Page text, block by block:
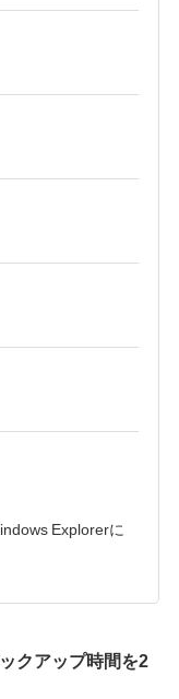
Explorerに
クアップ時間を2